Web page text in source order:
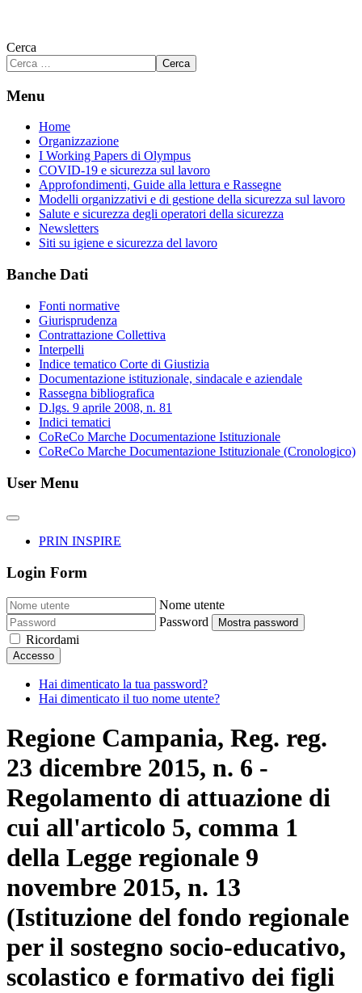
Cerca
Cerca
Menu
Home
Organizzazione
I Working Papers di Olympus
COVID-19 e sicurezza sul lavoro
Approfondimenti, Guide alla lettura e Rassegne
Modelli organizzativi e di gestione della sicurezza sul lavoro
Salute e sicurezza degli operatori della sicurezza
Newsletters
Siti su igiene e sicurezza del lavoro
Banche Dati
Fonti normative
Giurisprudenza
Contrattazione Collettiva
Interpelli
Indice tematico Corte di Giustizia
Documentazione istituzionale, sindacale e aziendale
Rassegna bibliografica
D.lgs. 9 aprile 2008, n. 81
Indici tematici
CoReCo Marche Documentazione Istituzionale
CoReCo Marche Documentazione Istituzionale (Cronologico)
User Menu
PRIN INSPIRE
Login Form
Nome utente
Password
Mostra password
Ricordami
Accesso
Hai dimenticato la tua password?
Hai dimenticato il tuo nome utente?
Regione Campania, Reg. reg.
23 dicembre 2015, n. 6 -
Regolamento di attuazione di
cui all'articolo 5, comma 1
della Legge regionale 9
novembre 2015, n. 13
(Istituzione del fondo regionale
per il sostegno socio-educativo,
scolastico e formativo dei figli